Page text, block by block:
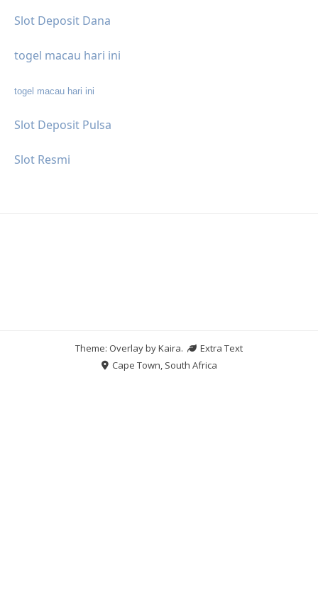
Slot Deposit Dana
togel macau hari ini
togel macau hari ini
Slot Deposit Pulsa
Slot Resmi
Theme: Overlay byKaira.
Extra Text
Cape Town, South Africa